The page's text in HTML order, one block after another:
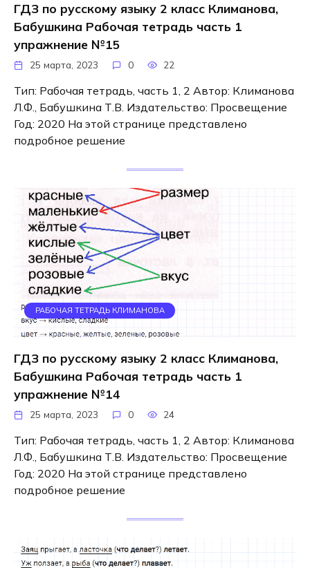
ГДЗ по русскому языку 2 класс Климанова,
Бабушкина Рабочая тетрадь часть 1
упражнение №15
25 марта, 2023 0 22
Тип: Рабочая тетрадь, часть 1, 2 Автор: Климанова
Л.Ф., Бабушкина Т.В. Издательство: Просвещение
Год: 2020 На этой странице представлено
подробное решение
РАБОЧАЯ ТЕТРАДЬ КЛИМАНОВА
ГДЗ по русскому языку 2 класс Климанова,
Бабушкина Рабочая тетрадь часть 1
упражнение №14
25 марта, 2023 0 24
Тип: Рабочая тетрадь, часть 1, 2 Автор: Климанова
Л.Ф., Бабушкина Т.В. Издательство: Просвещение
Год: 2020 На этой странице представлено
подробное решение